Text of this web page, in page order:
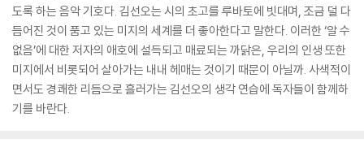
도록 하는 음악 기호다. 김선오는 시의 초고를 루바토에 빗대며, 조금 덜 다
듬어진 것이 품고 있는 미지의 세계를 더 좋아한다고 말한다. 이러한 ‘알 수
없음’에 대한 저자의 애호에 설득되고 매료되는 까닭은, 우리의 인생 또한
미지에서 비롯되어 살아가는 내내 헤매는 것이기 때문이 아닐까. 사색적이
면서도 경쾌한 리듬으로 흘러가는 김선오의 생각 연습에 독자들이 함께하
기를 바란다.